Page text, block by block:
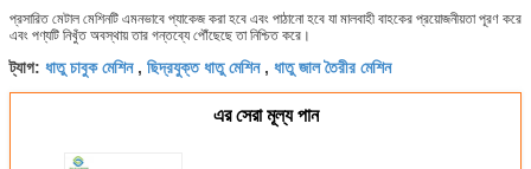
প্রসারিত মেটাল মেশিনটি এমনভাবে প্যাকেজ করা হবে এবং পাঠানো হবে যা মালবাহী বাহকের প্রয়োজনীয়তা পূরণ করে
এবং পণ্যটি নিখুঁত অবস্থায় তার গন্তব্যে পৌঁছেছে তা নিশ্চিত করে।
ট্যাগ: ধাতু চাবুক মেশিন, ছিদ্রযুক্ত ধাতু মেশিন, ধাতু জাল তৈরীর মেশিন
এর সেরা মূল্য পান